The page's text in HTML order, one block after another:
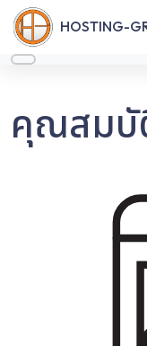
HOSTING-
คุณสมบั